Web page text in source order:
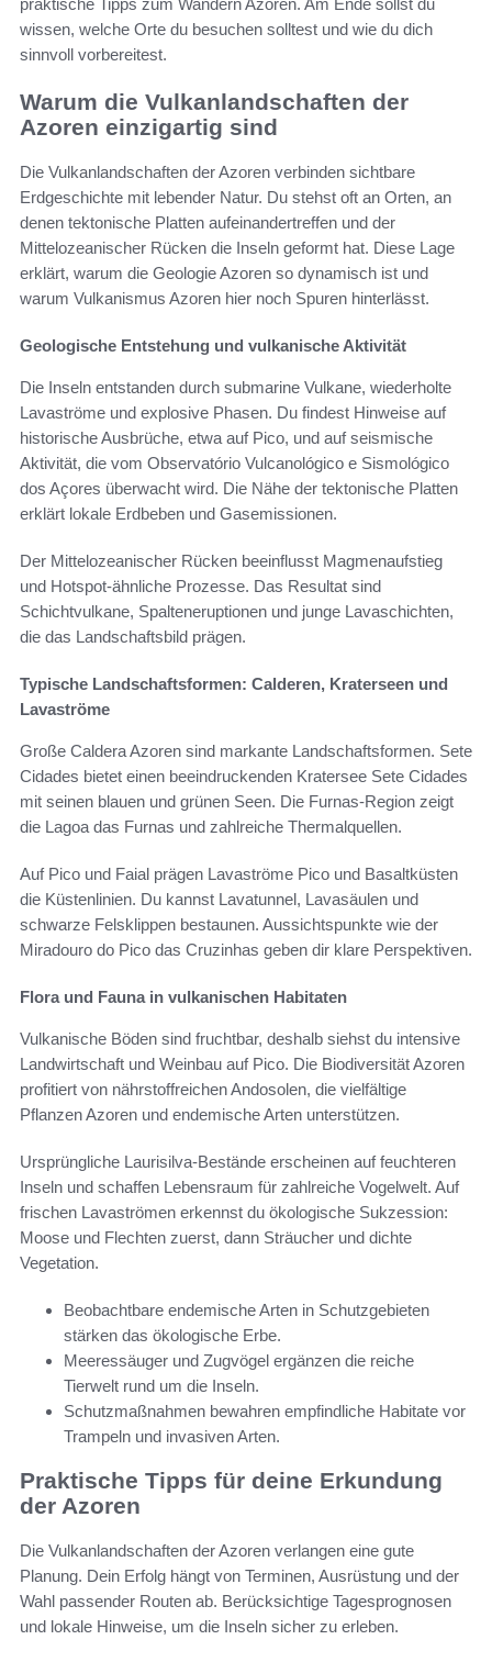
praktische Tipps zum Wandern Azoren. Am Ende sollst du
wissen, welche Orte du besuchen solltest und wie du dich
sinnvoll vorbereitest.
Warum die Vulkanlandschaften der
Azoren einzigartig sind
Die Vulkanlandschaften der Azoren verbinden sichtbare
Erdgeschichte mit lebender Natur. Du stehst oft an Orten, an
denen tektonische Platten aufeinandertreffen und der
Mittelozeanischer Rücken die Inseln geformt hat. Diese Lage
erklärt, warum die Geologie Azoren so dynamisch ist und
warum Vulkanismus Azoren hier noch Spuren hinterlässt.
Geologische Entstehung und vulkanische Aktivität
Die Inseln entstanden durch submarine Vulkane, wiederholte
Lavaströme und explosive Phasen. Du findest Hinweise auf
historische Ausbrüche, etwa auf Pico, und auf seismische
Aktivität, die vom Observatório Vulcanológico e Sismológico
dos Açores überwacht wird. Die Nähe der tektonische Platten
erklärt lokale Erdbeben und Gasemissionen.
Der Mittelozeanischer Rücken beeinflusst Magmenaufstieg
und Hotspot‑ähnliche Prozesse. Das Resultat sind
Schichtvulkane, Spalteneruptionen und junge Lavaschichten,
die das Landschaftsbild prägen.
Typische Landschaftsformen: Calderen, Kraterseen und
Lavaströme
Große Caldera Azoren sind markante Landschaftsformen. Sete
Cidades bietet einen beeindruckenden Kratersee Sete Cidades
mit seinen blauen und grünen Seen. Die Furnas‑Region zeigt
die Lagoa das Furnas und zahlreiche Thermalquellen.
Auf Pico und Faial prägen Lavaströme Pico und Basaltküsten
die Küstenlinien. Du kannst Lavatunnel, Lavasäulen und
schwarze Felsklippen bestaunen. Aussichtspunkte wie der
Miradouro do Pico das Cruzinhas geben dir klare Perspektiven.
Flora und Fauna in vulkanischen Habitaten
Vulkanische Böden sind fruchtbar, deshalb siehst du intensive
Landwirtschaft und Weinbau auf Pico. Die Biodiversität Azoren
profitiert von nährstoffreichen Andosolen, die vielfältige
Pflanzen Azoren und endemische Arten unterstützen.
Ursprüngliche Laurisilva‑Bestände erscheinen auf feuchteren
Inseln und schaffen Lebensraum für zahlreiche Vogelwelt. Auf
frischen Lavaströmen erkennst du ökologische Sukzession:
Moose und Flechten zuerst, dann Sträucher und dichte
Vegetation.
Beobachtbare endemische Arten in Schutzgebieten
stärken das ökologische Erbe.
Meeressäuger und Zugvögel ergänzen die reiche
Tierwelt rund um die Inseln.
Schutzmaßnahmen bewahren empfindliche Habitate vor
Trampeln und invasiven Arten.
Praktische Tipps für deine Erkundung
der Azoren
Die Vulkanlandschaften der Azoren verlangen eine gute
Planung. Dein Erfolg hängt von Terminen, Ausrüstung und der
Wahl passender Routen ab. Berücksichtige Tagesprognosen
und lokale Hinweise, um die Inseln sicher zu erleben.